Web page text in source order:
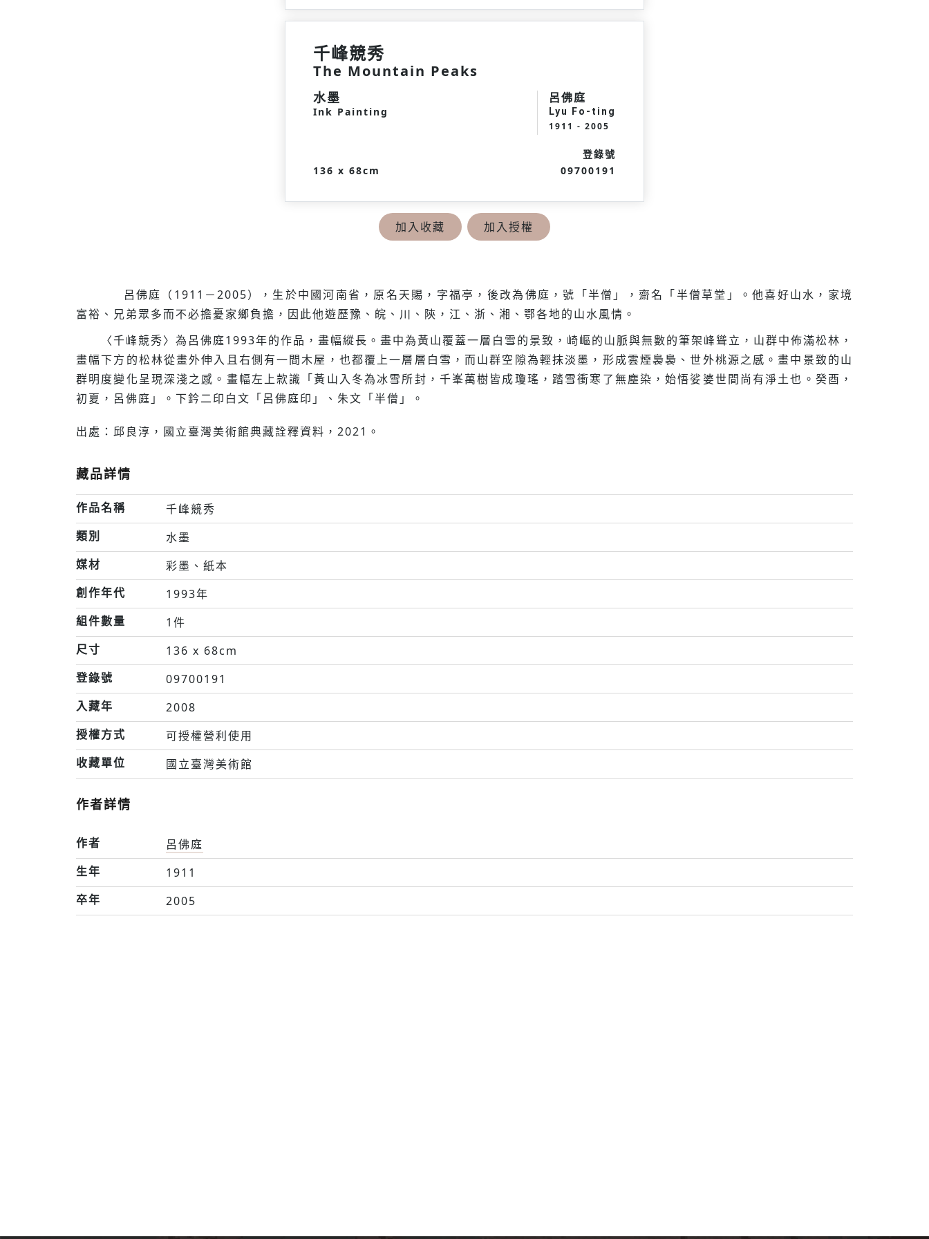
千峰競秀
The Mountain Peaks
水墨
Ink Painting
呂佛庭
Lyu Fo-ting
1911 - 2005
136 x 68cm
登錄號
09700191
加入收藏 加入授權
呂佛庭（1911－2005），生於中國河南省，原名天賜，字福亭，後改為佛庭，號「半僧」，齋名「半僧草堂」。他喜好山水，家境
富裕、兄弟眾多而不必擔憂家鄉負擔，因此他遊歷豫、皖、川、陝，江、浙、湘、鄂各地的山水風情。
〈千峰競秀〉為呂佛庭1993年的作品，畫幅縱長。畫中為黃山覆蓋一層白雪的景致，崎嶇的山脈與無數的筆架峰聳立，山群中佈滿松林，
畫幅下方的松林從畫外伸入且右側有一間木屋，也都覆上一層層白雪，而山群空隙為輕抹淡墨，形成雲煙裊裊、世外桃源之感。畫中景致的山
群明度變化呈現深淺之感。畫幅左上款識「黃山入冬為冰雪所封，千峯萬樹皆成瓊瑤，踏雪衝寒了無塵染，始悟娑婆世間尚有淨土也。癸酉，
初夏，呂佛庭」。下鈐二印白文「呂佛庭印」、朱文「半僧」。
出處：邱良淳，國立臺灣美術館典藏詮釋資料，2021。
藏品詳情
作品名稱
千峰競秀
類別
水墨
媒材
彩墨、紙本
創作年代
1993年
組件數量
1件
尺寸
136 x 68cm
登錄號
09700191
入藏年
2008
授權方式
可授權營利使用
收藏單位
國立臺灣美術館
作者詳情
作者
呂佛庭
生年
1911
卒年
2005